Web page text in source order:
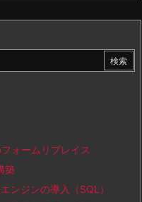
ォームリプレイス
築
ンジンの導入（SQL）